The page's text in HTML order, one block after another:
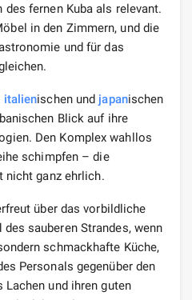
fernen Kuba als relevant.
in den Zimmern, und die
und für das
italienischen und japanischen
Blick auf ihre
Den Komplex wahllos
schimpfen – die
nicht ganz ehrlich.
über das vorbildliche
sauberen Strandes, wenn
schmackhafte Küche,
Personals gegenüber den
und ihren guten